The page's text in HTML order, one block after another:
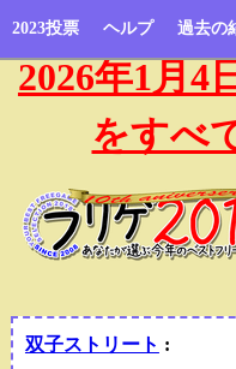
2023投票 ヘルプ 過去の
2026年1月4
をすべ
双子ストリート :